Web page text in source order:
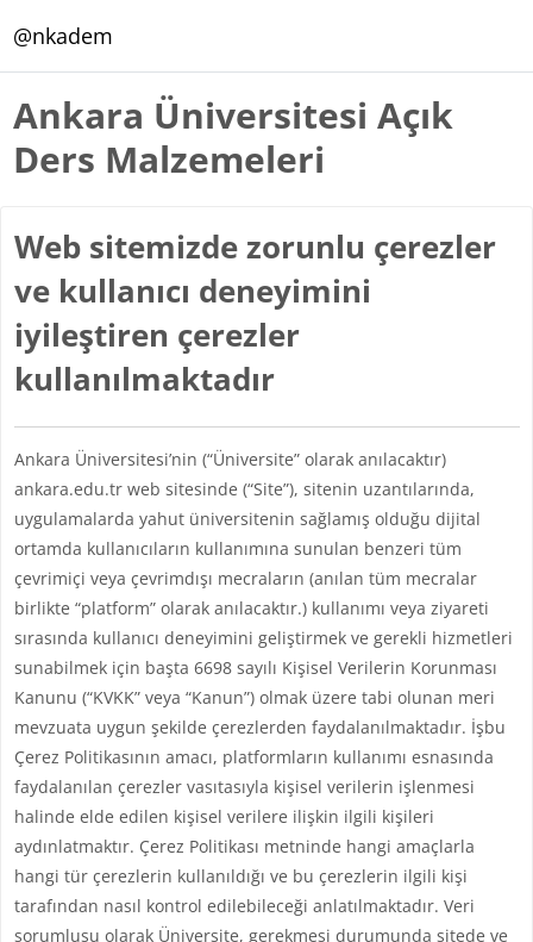
@nkadem
Ankara Üniversitesi Açık
Ders Malzemeleri
Web sitemizde zorunlu çerezler
ve kullanıcı deneyimini
iyileştiren çerezler
kullanılmaktadır
Ankara Üniversitesi’nin (“Üniversite” olarak anılacaktır)
ankara.edu.tr web sitesinde (“Site”), sitenin uzantılarında,
uygulamalarda yahut üniversitenin sağlamış olduğu dijital
ortamda kullanıcıların kullanımına sunulan benzeri tüm
çevrimiçi veya çevrimdışı mecraların (anılan tüm mecralar
birlikte “platform” olarak anılacaktır.) kullanımı veya ziyareti
sırasında kullanıcı deneyimini geliştirmek ve gerekli hizmetleri
sunabilmek için başta 6698 sayılı Kişisel Verilerin Korunması
Kanunu (“KVKK” veya “Kanun”) olmak üzere tabi olunan meri
mevzuata uygun şekilde çerezlerden faydalanılmaktadır. İşbu
Çerez Politikasının amacı, platformların kullanımı esnasında
faydalanılan çerezler vasıtasıyla kişisel verilerin işlenmesi
halinde elde edilen kişisel verilere ilişkin ilgili kişileri
aydınlatmaktır. Çerez Politikası metninde hangi amaçlarla
hangi tür çerezlerin kullanıldığı ve bu çerezlerin ilgili kişi
tarafından nasıl kontrol edilebileceği anlatılmaktadır. Veri
sorumlusu olarak Üniversite, gerekmesi durumunda sitede ve